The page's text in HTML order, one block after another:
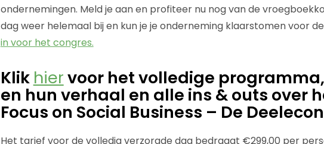
ondernemingen. Meld je aan en profiteer nu nog van de
dag weer helemaal bij en kun je je onderneming klaarstomen voor
in voor het congres.
Klik hiervoor het volledige
en hun verhaal en alle ins & outs over
Focus on Social Business – De
Het tarief voor de volledig verzorgde dag bedraagt €299,00 per